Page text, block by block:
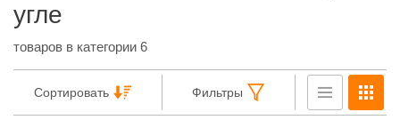
угле
товаров в категории 6
Сортировать Фильтры